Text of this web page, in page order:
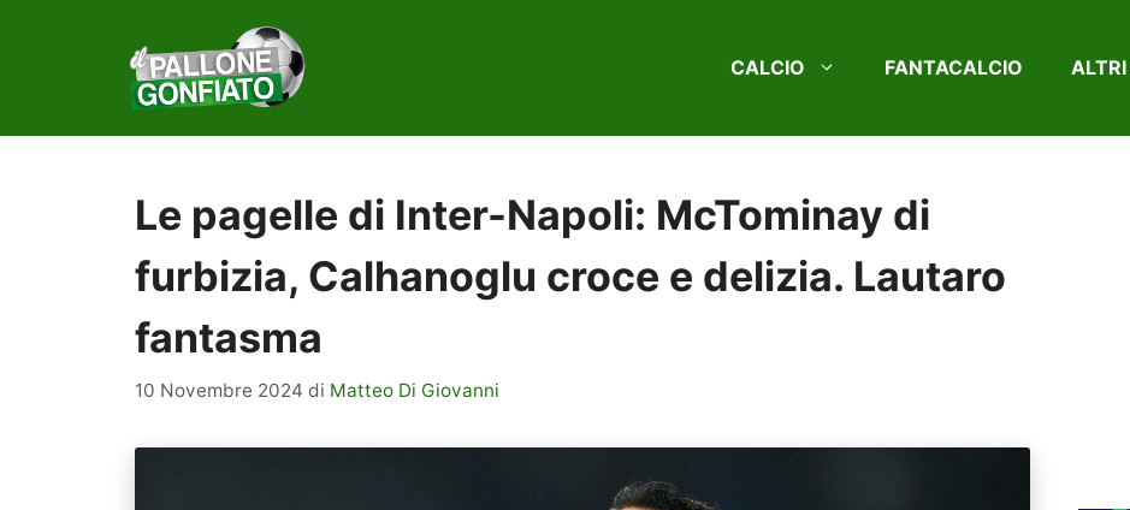
CALCIO FANTACALCIO
Le pagelle di Inter-Napoli: McTominay di
furbizia, Calhanoglu croce e delizia. Lautaro
fantasma
10 Novembre 2024 di Matteo Di Giovanni